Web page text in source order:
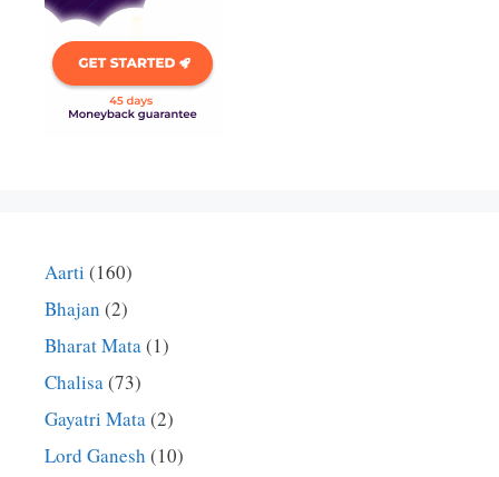
Aarti (160)
Bhajan (2)
Bharat Mata(1)
Chalisa(73)
Gayatri Mata(2)
Lord Ganesh (10)